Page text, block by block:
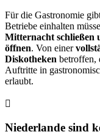
Für die Gastronomie
Betriebe einhalten
Mitternacht schließen
öffnen. Von einer
Diskotheken betroffen,
Auftritte in
erlaubt.
Niederlande sind